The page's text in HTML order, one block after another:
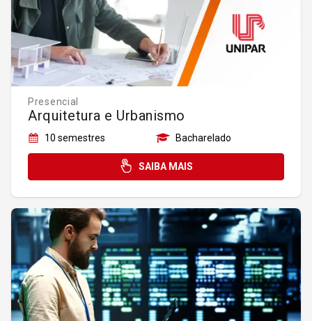
Presencial
Arquitetura e Urbanismo
10 semestres Bacharelado
SAIBA MAIS